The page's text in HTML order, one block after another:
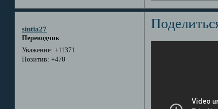
sintia27
Переводчик
Уважение: +11371
Позитив: +470